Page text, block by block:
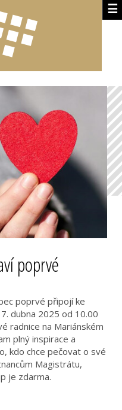
☰
poprvé
poprvé připojí ke
dubna 2025 od 10.00
radnice na Mariánském
plný inspirace a
kdo chce pečovat o své
Magistrátu,
je zdarma.